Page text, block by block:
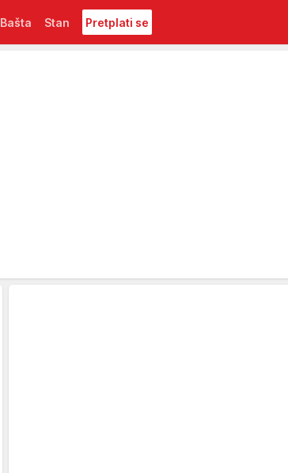
Bašta Stan Pretplati se